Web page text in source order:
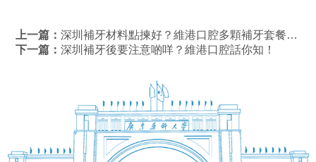
上一篇：深圳補牙材料點揀好？維港口腔多顆補牙套餐6折優惠！
下一篇：深圳補牙後要注意啲咩？維港口腔話你知！